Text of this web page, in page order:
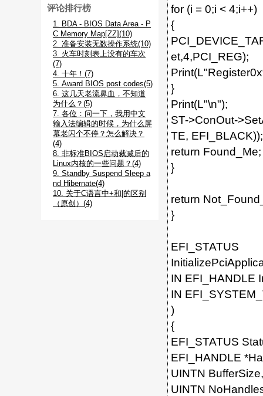
for (i = 0;i < 4;i++)
{
et,4,PCI_REG);
}
Print(L"\n");
ST->ConOut-
TE, EFI_BLACK));
return Found_Me;
}
return
}
EFI_STATUS
IN EFI_HANDLE
IN
)
{
EFI_STATUS
EFI_HANDLE
UINTN
UINTN
评论排行榜
1. BDA - BIOS Data Area - P
C Memory Map[ZZ](10)
2. 准备安装无数操作系统(10)
3. 火车时刻表上没有的车次
(7)
4. 十年！(7)
5. Award BIOS post codes(5)
6. 这几天老流鼻血，不知道
为什么？(5)
7. 各位：问一下，我用中文
输入法编辑的时候，为什么屏
幕老闪个不停？怎么解决？
(4)
8. 非标准BIOS启动裁减后的
Linux内核的一些问题？(4)
9. Standby Suspend Sleep a
nd Hibernate(4)
10. 关于C语言中+和|的区别
（原创）(4)